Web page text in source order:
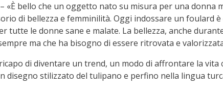
«È bello che un oggetto nato su misura per una donna
di bellezza e femminilità. Oggi indossare un foulard
tutte le donne sane e malate. La bellezza, anche
ma che ha bisogno di essere ritrovata e
di diventare un trend, un modo di affrontare la vita
disegno stilizzato del tulipano e perfino nella lingua